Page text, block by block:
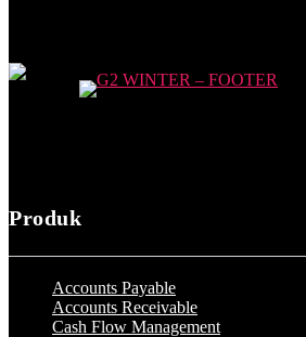
PKWT adalah Perjanjian Kerja Waktu
Produk
Accounts Payable
Accounts Receivable
Cash Flow Management